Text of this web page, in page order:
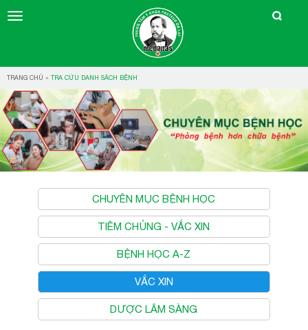
TRANG CHỦ » TRA CỨU DANH SÁCH BỆNH
CHUYÊN MỤC BỆNH HỌC
TIÊM CHỦNG - VẮC XIN
BỆNH HỌC A-Z
VẮC XIN
DƯỢC LÂM SÀNG